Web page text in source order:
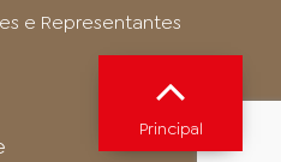
e Representantes
Principal